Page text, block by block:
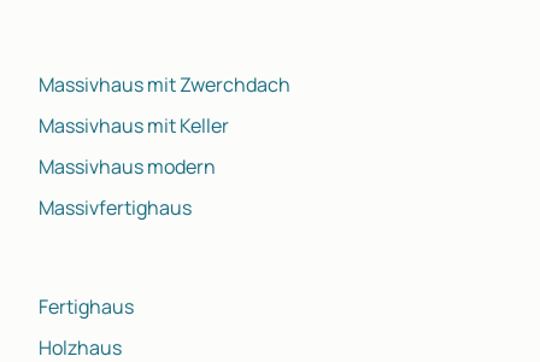
Massivhaus mit Zwerchdach
Massivhaus mit Keller
Massivhaus modern
Massivfertighaus
Fertighaus
Holzhaus